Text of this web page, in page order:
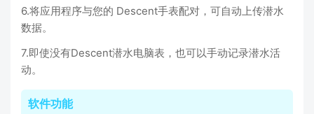
6.将应用程序与您的 Descent手表配对，可自动上传潜水
数据。
7.即使没有Descent潜水电脑表，也可以手动记录潜水活
动。
软件功能